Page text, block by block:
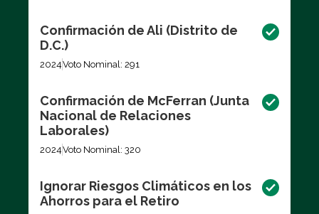
Confirmación de Ali (Distrito de
D.C.)
2024Voto Nominal: 291
Confirmación de McFerran (Junta
Nacional de Relaciones
Laborales)
2024Voto Nominal: 320
Ignorar Riesgos Climáticos en los
Ahorros para el Retiro